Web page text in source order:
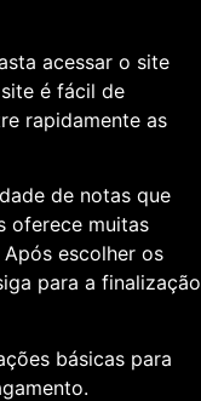
acessar o site
é fácil de
rapidamente as
de notas que
oferece muitas
escolher os
para a finalização
básicas para